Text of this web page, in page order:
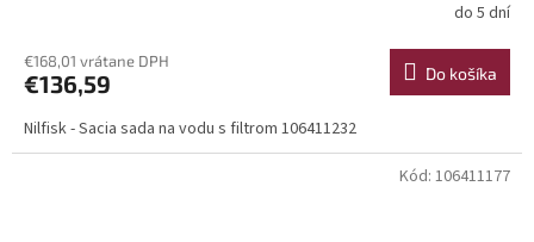
do 5 dní
€168,01 vrátane DPH
€136,59 Do košíka
Nilfisk - Sacia sada na vodu s filtrom 106411232
Kód: 106411177